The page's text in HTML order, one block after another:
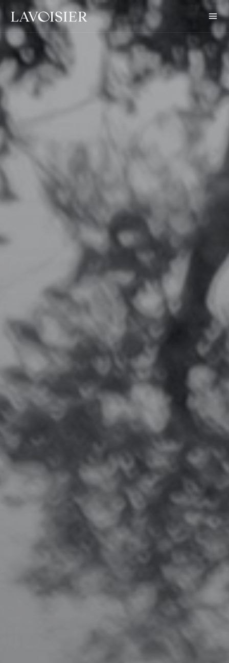
Lecture : Comment j’ai rencontré un dinosaure